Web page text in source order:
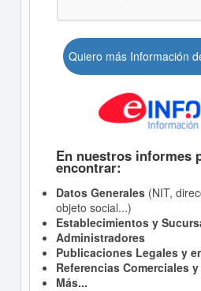
Quiero más Información
En nuestros informes
encontrar:
Datos Generales(NIT,
objeto social...)
Establecimientos y
Administradores
Publicaciones Legales y
Referencias Comerciales
Más...